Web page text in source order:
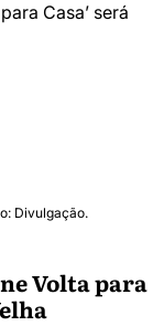
Divulgação.
Volta para